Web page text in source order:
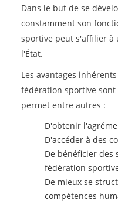
Dans le but de se
constamment son
sportive peut s'affilier à
l'État.
Les avantages
fédération sportive
permet entre autres :
D'obtenir
D'accéder à des
De bénéficier des
fédération
De mieux se
compétences